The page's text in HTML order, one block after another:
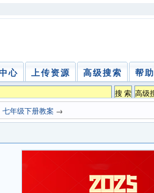
心 上传资源 高级搜索
帮助
七年级下册教案 →